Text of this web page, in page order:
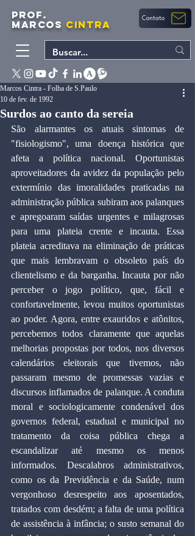
PROF.
MARCOS CINTRA Contato
Surdos ao canto da sereia
Marcos Cintra - Folha de S.Paulo
10 de fev. de 1992
São alarmantes os atuais sintomas de
"fisiologismo", uma doença histórica que
afeta a política nacional. Oportunistas
aproveitadores da avidez da população pelo
extermínio das imoralidades praticadas na
administração pública subiram aos palanques
e apregoaram saídas urgentes e milagrosas
para uma plateia crente e incauta. Essa
plateia acreditava na eliminação de práticas
que mais lembravam o obsoleto país do
clientelismo e da barganha. Incauta por não
perceber o jogo político, que, fácil e
confortavelmente, levou muitos oportunistas
ao poder. Agora, entre exauridos e atônitos,
percebemos todos claramente que aquelas
melhorias propostas por todos, nos diversos
calendários eleitorais que tivemos, não
passaram mesmo de promessas vazias e
discursos inflamados de palanque. A conduta
moral e sociologicamente condenável dos
governos federal, estadual e municipal no
tratamento da coisa pública chega a
escandalizar até mesmo os menos
informados. Descalabros administrativos,
como os da Previdência e da Saúde, num
vergonhoso desrespeito aos aposentados,
tratados com desdém; a falta de uma política
de assistência à infância; o susto semanal do